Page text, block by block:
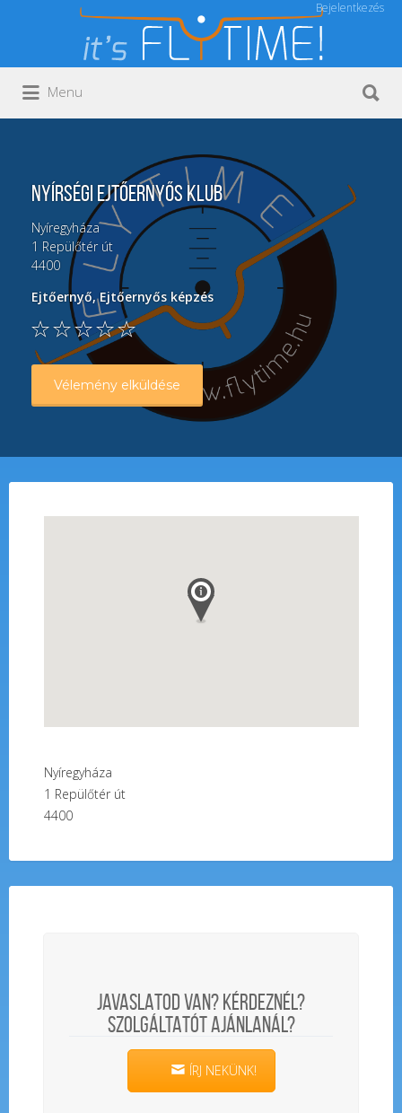
Bejelentkezés
Keresés:
Menu
Nyírségi Ejtőernyős Klub
Nyíregyháza
1 Repülőtér út
4400
Ejtőernyő,Ejtőernyős képzés
Vélemény elküldése
Nyíregyháza
1 Repülőtér út
4400
JAVASLATOD VAN? KÉRDEZNÉL?
SZOLGÁLTATÓT AJÁNLANÁL?
ÍRJ NEKÜNK!